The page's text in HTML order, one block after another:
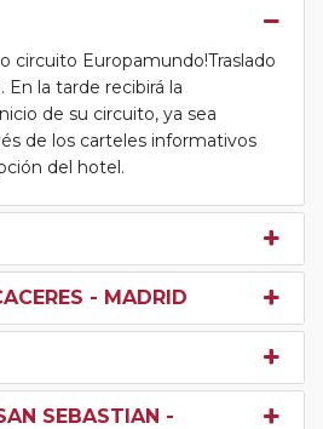
circuito Europamundo!Traslado
la tarde recibirá la
de su circuito, ya sea
de los carteles informativos
del hotel.
- MADRID
SEBASTIAN -